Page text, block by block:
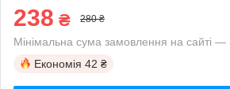
238 ₴ 280 ₴
Мінімальна сума замовлення на сайті —
Економія 42 ₴